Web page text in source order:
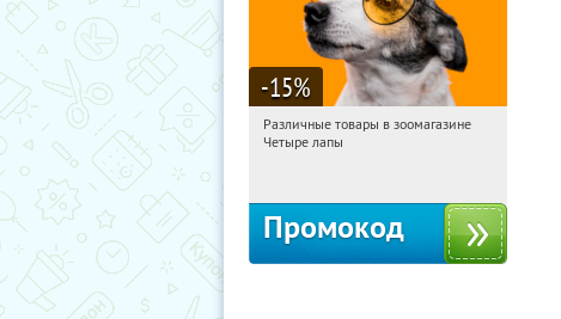
-15%
06:40:43
Получи первым!
Различные товары в зоомагазине
Четыре лапы
Промокод